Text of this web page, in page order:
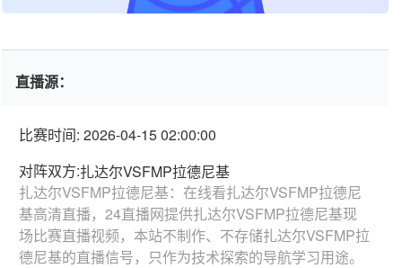
直播源：
比赛时间: 2026-04-15 02:00:00
对阵双方:扎达尔VSFMP拉德尼基
扎达尔VSFMP拉德尼基：在线看扎达尔VSFMP拉德尼
基高清直播，24直播网提供扎达尔VSFMP拉德尼基现
场比赛直播视频，本站不制作、不存储扎达尔VSFMP拉
德尼基的直播信号，只作为技术探索的导航学习用途。